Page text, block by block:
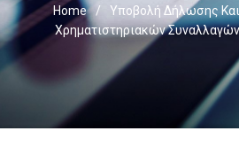
Home /
Υποβολή Δήλωσης
Χρηματιστηριακών